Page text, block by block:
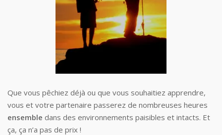
Que vous pêchiez déjà ou que vous souhaitiez apprendre,
vous et votre partenaire passerez de nombreuses heures
ensemble dans des environnements paisibles et intacts. Et
ça, ça n’a pas de prix !